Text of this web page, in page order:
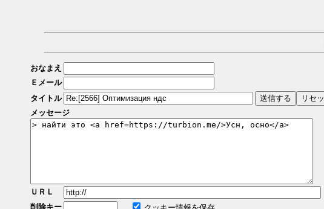
おなまえ
Ｅメール
タイトル
メッセージ
ＵＲＬ
削除キー